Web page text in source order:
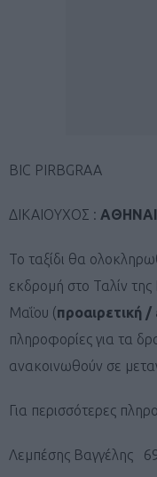
BIC PIRBGRAA
ΔΙΚΑΙΟΥΧΟΣ :
Το ταξίδι θα
εκδρομή στο Ταλίν
Μαΐου (προαιρετική /
πληροφορίες για τα
ανακοινωθούν σε
Για περισσότερες
Λεμπέσης Βαγγέλης